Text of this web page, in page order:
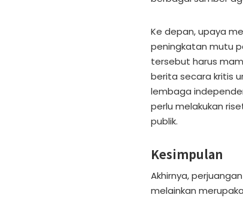
Ke depan, upaya
peningkatan mutu
tersebut harus
berita secara kritis
lembaga
perlu melakukan
publik.
Kesimpulan
Akhirnya,
melainkan